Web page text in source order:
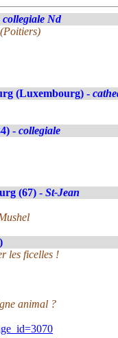
collegiale Nd
(Luxembourg) -
- collegiale
(67) - St-Jean
les ficelles !
animal ?